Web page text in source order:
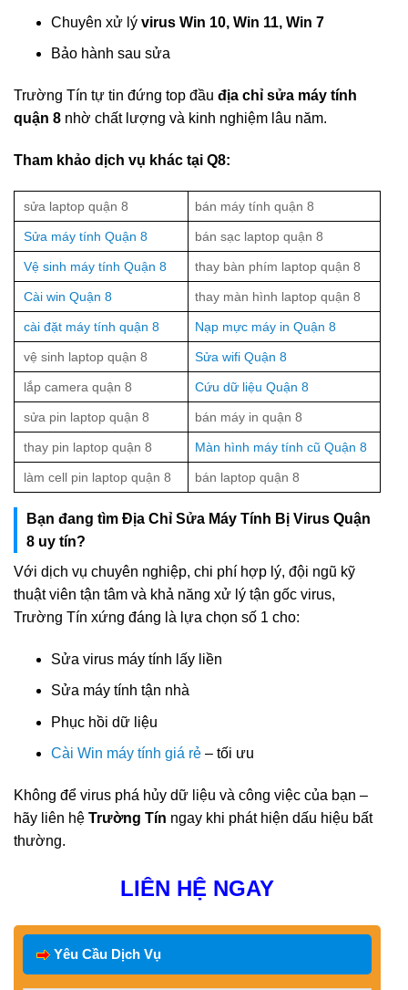
Chuyên xử lý virus Win 10, Win 11, Win 7
Bảo hành sau sửa
Trường Tín tự tin đứng top đầu địa chỉ sửa máy tính
quận 8 nhờ chất lượng và kinh nghiệm lâu năm.
Tham khảo dịch vụ khác tại Q8:
sửa laptop quận 8 bán máy tính quận 8
Sửa máy tính Quận 8 bán sạc laptop quận 8
Vệ sinh máy tính Quận 8 thay bàn phím laptop quận 8
Cài win Quận 8 thay màn hình laptop quận 8
cài đặt máy tính quận 8 Nạp mực máy in Quận 8
vệ sinh laptop quận 8 Sửa wifi Quận 8
lắp camera quận 8 Cứu dữ liệu Quận 8
sửa pin laptop quận 8 bán máy in quận 8
thay pin laptop quận 8 Màn hình máy tính cũ Quận 8
làm cell pin laptop quận 8 bán laptop quận 8
Bạn đang tìm Địa Chỉ Sửa Máy Tính Bị Virus Quận
8 uy tín?
Với dịch vụ chuyên nghiệp, chi phí hợp lý, đội ngũ kỹ
thuật viên tận tâm và khả năng xử lý tận gốc virus,
Trường Tín xứng đáng là lựa chọn số 1 cho:
Sửa virus máy tính lấy liền
Sửa máy tính tận nhà
Phục hồi dữ liệu
Cài Win máy tính giá rẻ– tối ưu
Không để virus phá hủy dữ liệu và công việc của bạn –
hãy liên hệ Trường Tín ngay khi phát hiện dấu hiệu bất
thường.
LIÊN HỆ NGAY
Yêu Cầu Dịch Vụ